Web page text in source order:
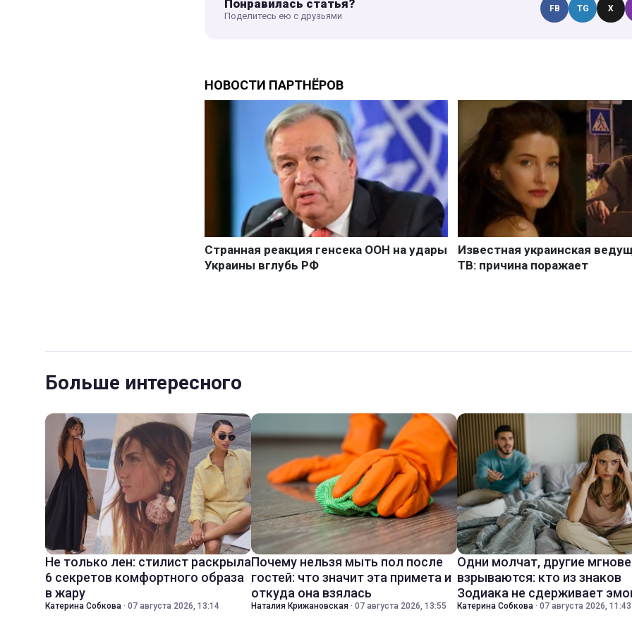
Понравилась статья?
Поделитесь ею с друзьями
FB TG X
Больше интересного
Не только лен: стилист раскрыла
6 секретов комфортного образа
в жару
Катерина Собкова · 07 августа 2026, 13:14
Почему нельзя мыть пол после
гостей: что значит эта примета и
откуда она взялась
Наталия Крижановская · 07 августа 2026, 13:55
Одни молчат, другие
взрываются: кто из знаков
Зодиака не сдерживает
Катерина Собкова · 07 августа 2026, 11:43